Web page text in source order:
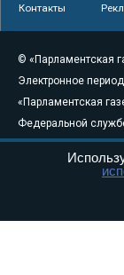
Контакты
© «Парламентская
Электронное
«Парламентская
Федеральной
связи,
массовых
Свидетельство о